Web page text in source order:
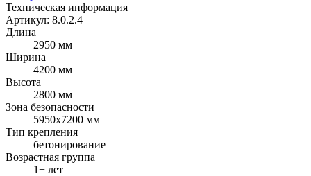
Техническая информация
Артикул: 8.0.2.4
Длина
2950 мм
Ширина
4200 мм
Высота
2800 мм
Зона безопасности
5950x7200 мм
Тип крепления
бетонирование
Возрастная группа
1+ лет